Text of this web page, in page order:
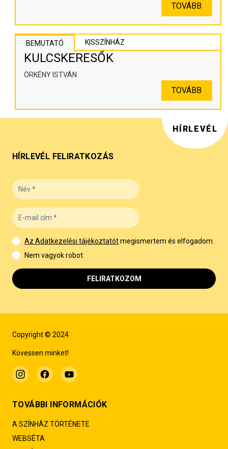
TOVÁBB
BEMUTATÓ KISSZÍNHÁZ
KULCSKERESŐK
ÖRKÉNY ISTVÁN
TOVÁBB
Copyright © 2024
Kövessen minket!
TOVÁBBI INFORMÁCIÓK
A SZÍNHÁZ TÖRTÉNETE
WEBSÉTA
HÍRLEVÉL
HÍRLEVÉL FELIRATKOZÁS
Az Adatkezelési tájékoztatótmegismertem és elfogadom.
Nem vagyok robot.
FELIRATKOZOM